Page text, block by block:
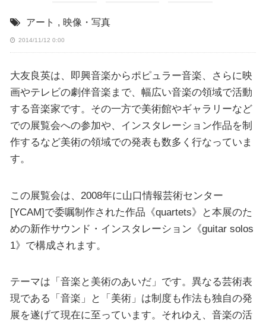
アート , 映像・写真
2014/11/12 0:00
大友良英は、即興音楽からポピュラー音楽、さらに映
画やテレビの劇伴音楽まで、幅広い音楽の領域で活動
する音楽家です。その一方で美術館やギャラリーなど
での展覧会への参加や、インスタレーション作品を制
作するなど美術の領域での発表も数多く行なっていま
す。
この展覧会は、2008年に山口情報芸術センター
[YCAM]で委嘱制作された作品《quartets》と本展のた
めの新作サウンド・インスタレーション《guitar solos
1》で構成されます。
テーマは「音楽と美術のあいだ」です。異なる芸術表
現である「音楽」と「美術」は制度も作法も独自の発
展を遂げて現在に至っています。それゆえ、音楽の活